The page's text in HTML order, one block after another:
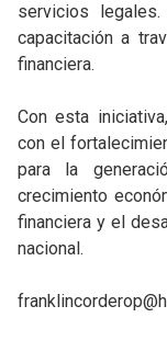
servicios
capacitación a
financiera.
Con esta
con el
para la
crecimiento
financiera y el
nacional.